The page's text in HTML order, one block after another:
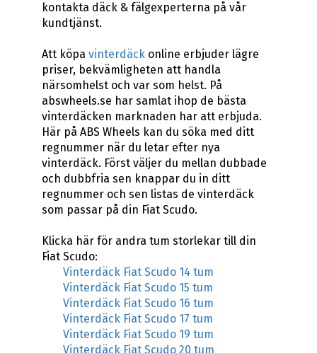
kontakta däck & fälgexperterna på vår
kundtjänst.
Att köpavinterdäck online erbjuder lägre
priser, bekvämligheten att handla
närsomhelst och var som helst. På
abswheels.se har samlat ihop de bästa
vinterdäcken marknaden har att erbjuda.
Här på ABS Wheels kan du söka med ditt
regnummer när du letar efter nya
vinterdäck. Först väljer du mellan dubbade
och dubbfria sen knappar du in ditt
regnummer och sen listas de vinterdäck
som passar på din Fiat Scudo.
Klicka här för andra tum storlekar till din
Fiat Scudo:
Vinterdäck Fiat Scudo 14 tum
Vinterdäck Fiat Scudo 15 tum
Vinterdäck Fiat Scudo 16 tum
Vinterdäck Fiat Scudo 17 tum
Vinterdäck Fiat Scudo 19 tum
Vinterdäck Fiat Scudo 20 tum